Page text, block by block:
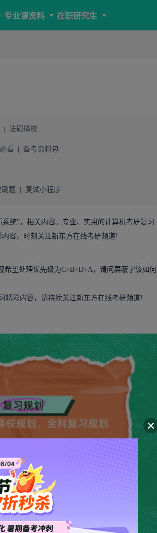
专业课资料 在职研究生
法硕择校
看 备考资料包
刷题 复试小程序
系统”，相关内容。专业、实用的计算机考研复习
内容，时刻关注新东方在线考研频道!
望处理优先级为C>B>D>A，请问屏蔽字该如何
精彩内容，请持续关注新东方在线考研频道!